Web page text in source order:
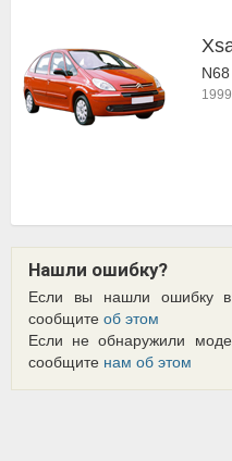
N68
1999
Нашли ошибку?
Если вы нашли ошибку в
сообщите об этом
Если не обнаружили
сообщите нам об этом